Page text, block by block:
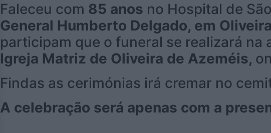
Faleceu com 85 anos no Hospital de
General Humberto Delgado, em
participam que o funeral se realizará na
Igreja Matriz de Oliveira de Azeméis,
Findas as cerimónias irá cremar no
A celebração será apenas com a